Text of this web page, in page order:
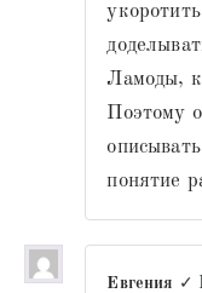
Ламоды,
Поэтому
понятие
Евгения ✓